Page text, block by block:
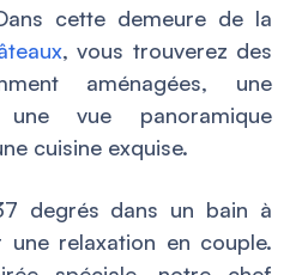
cette demeure de la
, vous trouverez des
aménagées, une
vue panoramique
cuisine exquise.
degrés dans un bain à
relaxation en couple.